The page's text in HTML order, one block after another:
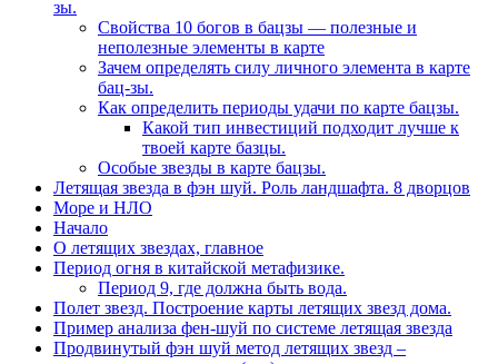
зы.
Свойства 10 богов в бацзы — полезные и
неполезные элементы в карте
Зачем определять силу личного элемента в карте
бац-зы.
Как определить периоды удачи по карте бацзы.
Какой тип инвестиций подходит лучше к
твоей карте базцы.
Особые звезды в карте бацзы.
Летящая звезда в фэн шуй. Роль ландшафта. 8 дворцов
Море и НЛО
Начало
О летящих звездах, главное
Период огня в китайской метафизике.
Период 9, где должна быть вода.
Полет звезд. Построение карты летящих звезд дома.
Пример анализа фен-шуй по системе летящая звезда
Продвинутый фэн шуй метод летящих звезд –